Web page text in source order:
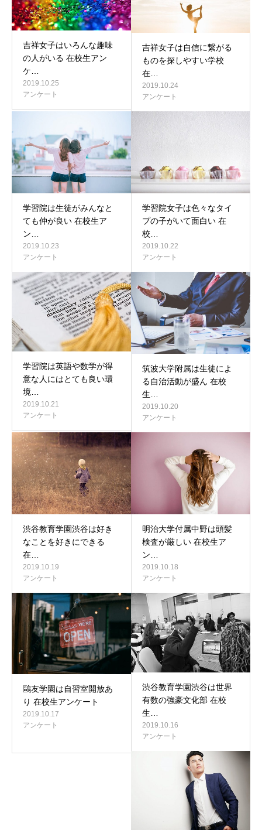
吉祥女子はいろんな趣味
の人がいる 在校生アン
ケ…
2019.10.25
アンケート
吉祥女子は自信に繋がる
ものを探しやすい学校
在…
2019.10.24
アンケート
学習院は生徒がみんなと
ても仲が良い 在校生ア
ン…
2019.10.23
アンケート
学習院女子は色々なタイ
プの子がいて面白い 在
校…
2019.10.22
アンケート
学習院は英語や数学が得
意な人にはとても良い環
境…
2019.10.21
アンケート
筑波大学附属は生徒によ
る自治活動が盛ん 在校
生…
2019.10.20
アンケート
渋谷教育学園渋谷は好き
なことを好きにできる
在…
2019.10.19
アンケート
明治大学付属中野は頭髪
検査が厳しい 在校生ア
ン…
2019.10.18
アンケート
鷗友学園は自習室開放あ
り 在校生アンケート
2019.10.17
アンケート
渋谷教育学園渋谷は世界
有数の強豪文化部 在校
生…
2019.10.16
アンケート